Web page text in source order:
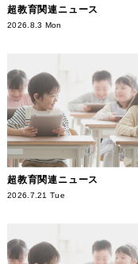
超教育関連ニュース
2026.8.3 Mon
超教育関連ニュース
2026.7.21 Tue